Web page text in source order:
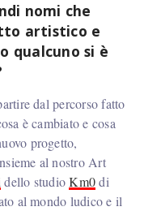
nomi che
artistico e
qualcuno si è
dal percorso fatto
è cambiato e cosa
progetto,
al nostro Art
dello studioKm0di
al mondo ludico e il